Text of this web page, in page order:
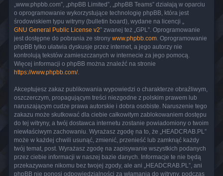
„www.phpbb.com”, „phpBB Limited”, „phpBB Teams” działają w oparciu
o oprogramowanie wykorzystujące technologię phpBB, która jest
środowiskiem typu witryny (bulletin board), wydane na licencji „
GNU General Public License v2” zwanej też „GPL”. Oprogramowanie
jest dostępne do pobrania ze strony www.phpbb.com . Oprogramowanie
phpBB tylko ułatwia dyskusje przez internet, a jego autorzy nie
kontrolują tekstów zamieszczanych w internecie za jego pomocą.
Więcej informacji o phpBB można znaleźć na stronie
https://www.phpbb.com/.
Akceptujesz zakaz publikowania wypowiedzi o charakterze obraźliwym,
oszczerczym, propagującym treści niezgodne z polskim prawem lub
naruszającym cudze prawa autorskie i dobra osobiste. Naruszenie tego
zakazu może skutkować dla ciebie całkowitym zablokowaniem dostępu
do tej witryny, a twój dostawca internetu zostanie powiadomiony o twoim
niewłaściwym zachowaniu. Wyrażasz zgodę na to, że „HEADCRAB.PL”
może w każdej chwili usunąć, zmienić, przenieść lub zamknąć każdy
twój temat, post. Wyrażasz zgodę na zapisywanie wszystkich podanych
przez ciebie informacji w naszej bazie danych. Informacje te nie będą
przekazywane nikomu bez twojej zgody, ale ani „HEADCRAB.PL”, ani
phpBB nie ponosi odpowiedzialności za włamania do witryny, podczas